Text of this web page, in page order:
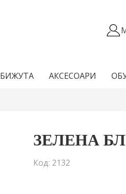
БИЖУТА АКСЕСОАРИ
ЗЕЛЕНА
Код: 2132